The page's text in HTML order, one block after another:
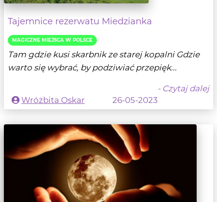
Tajemnice rezerwatu Miedzianka
MAGICZNE MIEJSCA W POLSCE
Tam gdzie kusi skarbnik ze starej kopalni Gdzie
warto się wybrać, by podziwiać przepięk...
- Czytaj dalej
Wróżbita Oskar
26-05-2023